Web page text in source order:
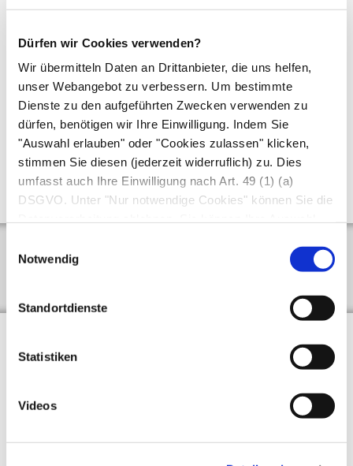
Dürfen wir Cookies verwenden?
Wir übermitteln Daten an Drittanbieter, die uns helfen,
unser Webangebot zu verbessern. Um bestimmte
Dienste zu den aufgeführten Zwecken verwenden zu
dürfen, benötigen wir Ihre Einwilligung. Indem Sie
"Auswahl erlauben" oder "Cookies zulassen" klicken,
stimmen Sie diesen (jederzeit widerruflich) zu. Dies
umfasst auch Ihre Einwilligung nach Art. 49 (1) (a)
DSGVO. Unter "Nur notwendige Cookies" können Sie die
Notwendig
Standortdienste
Statistiken
Videos
vom kardiovaskulären Risikoprofil des Patienten
ungünstigem Risikoprofil das Voranschreiten
der Folgeerkrankungen.
Werden Diabetes mellitusoder der
Bluthochdruckmanifest, sind diese ebenfalls
therapiepflichtig.
Hintergrund­informationen anzeigen
Prognose
über kurz oer lang Herzinfarkt, Herzschwäche